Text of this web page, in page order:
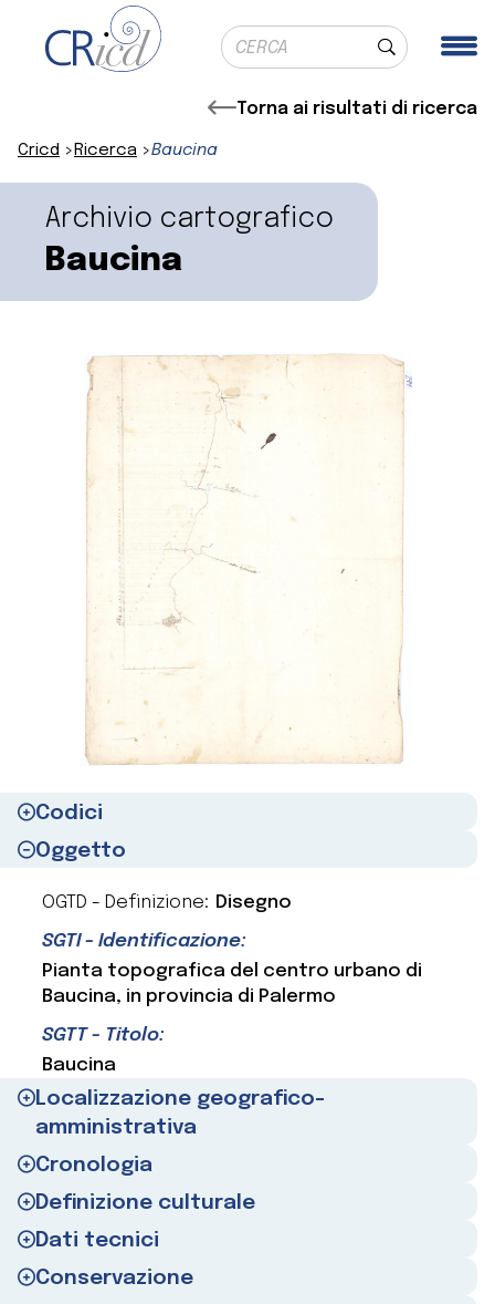
Ricerca globale
Cerca
Torna ai risultati di ricerca
Cricd Ricerca Baucina
Archivio cartografico
Baucina
Codici
Oggetto
OGTD - Definizione: Disegno
SGTI - Identificazione:
Pianta topografica del centro urbano di
Baucina, in provincia di Palermo
SGTT - Titolo:
Baucina
Localizzazione geografico-
amministrativa
Cronologia
Definizione culturale
Dati tecnici
Conservazione